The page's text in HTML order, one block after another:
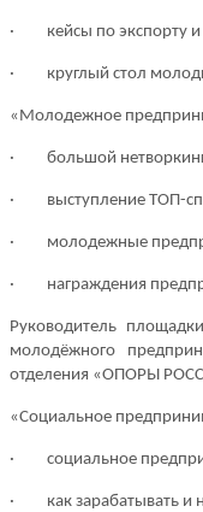
· кейсы по экспорту
· круглый стол
«Молодежное
· большой
· выступление ТОП-
· молодежные
· награждения
Руководитель
молодёжного
отделения «ОПОРЫ
«Социальное
· социальное
· как зарабатывать и